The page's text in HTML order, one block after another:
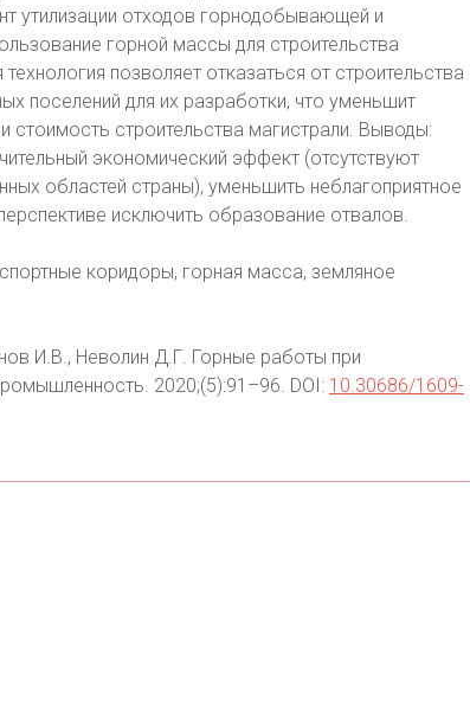
утилизации отходов горнодобывающей и
горной массы для строительства
позволяет отказаться от строительства
поселений для их разработки, что уменьшит
стоимость строительства магистрали. Выводы:
экономический эффект (отсутствуют
областей страны), уменьшить неблагоприятное
исключить образование отвалов.
коридоры, горная масса, земляное
И.В., Неволин Д.Г. Горные работы при
2020;(5):91–96. DOI: 10.30686/1609-